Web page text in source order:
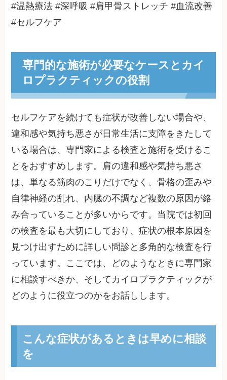
#温熱療法 #深呼吸 #肩甲骨ストレッチ #血流改善
#セルフケア
専門的な施術が必要なケースとカイ
ロプラクティックの役割
セルフケアを続けても症状が改善しない場合や、
違和感や気持ち悪さが日常生活に支障をきたして
いる場合は、専門家による検査と施術を受けるこ
とをおすすめします。肩の違和感や気持ち悪さ
は、単なる筋肉のこりだけでなく、骨格の歪みや
自律神経の乱れ、内臓の不調など複数の原因が絡
み合っていることが多いからです。当院では初回
の検査を最も大切にしており、症状の根本原因を
見つけ出すために詳しい問診と多角的な検査を行
っています。ここでは、どのようなときに専門家
に相談すべきか、そしてカイロプラクティックが
どのように役立つのかをお話しします。
こんな症状があるときは早めに相談
を